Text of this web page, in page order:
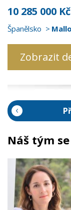
10 285 000 Kč
Španělsko
Zobrazit
Náš tým